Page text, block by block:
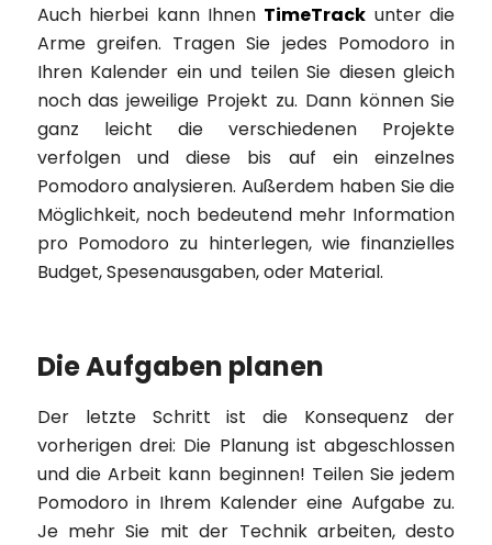
Auch hierbei kann Ihnen TimeTrack unter die
Arme greifen. Tragen Sie jedes Pomodoro in
Ihren Kalender ein und teilen Sie diesen gleich
noch das jeweilige Projekt zu. Dann können Sie
ganz leicht die verschiedenen Projekte
verfolgen und diese bis auf ein einzelnes
Pomodoro analysieren. Außerdem haben Sie die
Möglichkeit, noch bedeutend mehr Information
pro Pomodoro zu hinterlegen, wie finanzielles
Budget, Spesenausgaben, oder Material.
Die Aufgaben planen
Der letzte Schritt ist die Konsequenz der
vorherigen drei: Die Planung ist abgeschlossen
und die Arbeit kann beginnen! Teilen Sie jedem
Pomodoro in Ihrem Kalender eine Aufgabe zu.
Je mehr Sie mit der Technik arbeiten, desto